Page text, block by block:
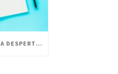
MATERIAL ESCOLAR PARA DESPERTAR LA CREATIVIDAD EN PEQUEÑOS ARTISTAS